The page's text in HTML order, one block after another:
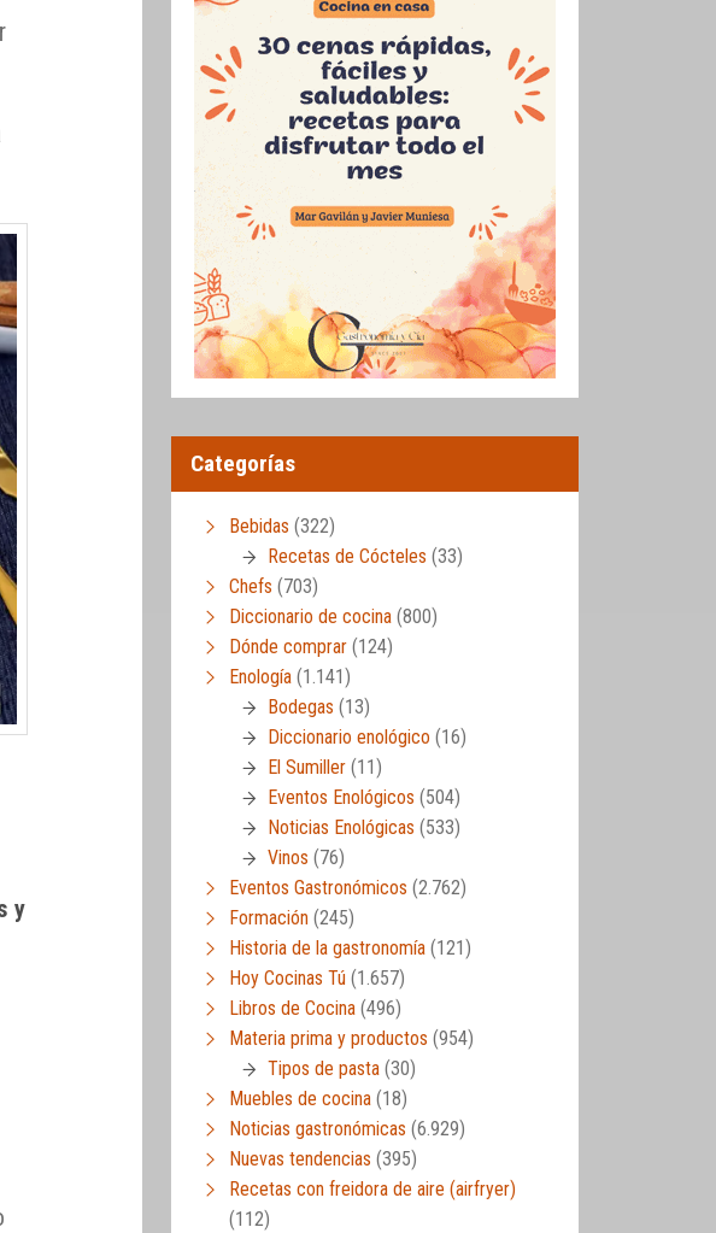
y
Categorías
Bebidas (322)
Recetas de Cócteles (33)
Chefs (703)
Diccionario de cocina (800)
Dónde comprar (124)
Enología (1.141)
Bodegas (13)
Diccionario enológico (16)
El Sumiller (11)
Eventos Enológicos (504)
Noticias Enológicas (533)
Vinos (76)
Eventos Gastronómicos (2.762)
Formación (245)
Historia de la gastronomía (121)
Hoy Cocinas Tú (1.657)
Libros de Cocina (496)
Materia prima y productos (954)
Tipos de pasta (30)
Muebles de cocina (18)
Noticias gastronómicas (6.929)
Nuevas tendencias (395)
Recetas con freidora de aire (airfryer)
(112)